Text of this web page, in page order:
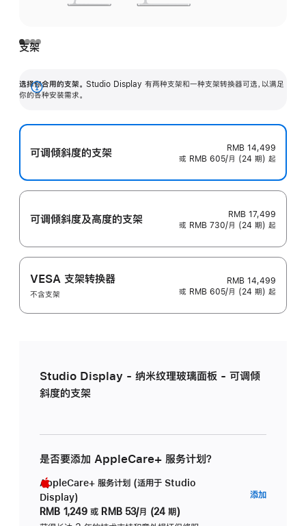
支架
选择你合用的支架。 Studio Display 有两种支架和一种支架转换器可选，以满足
你的各种安装需求。
展
可调倾斜度的支架
RMB 14,499
或 RMB 605/月 (24 期) 起
可调倾斜度及高‍度的支‍架
RMB 17,499
或 RMB 730/月 (24 期) 起
VESA 支架转换器
不含支架
RMB 14,499
或 RMB 605/月 (24 期) 起
Studio Display - 纳米纹理玻璃面板 - 可调倾
斜度的支架
是否要添加 AppleCare+ 服务计划？
AppleCare+ 服务计划 (适用于 Studio
Display)
RMB 1,249 或 RMB 53/月 (24 期)
添加